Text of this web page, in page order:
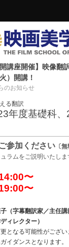
講座開催】映像翻
）開講！
のお知らせ
る翻訳
年度基礎科
参加ください〔無
ラムをご説明いたしま
〜
〜
（字幕翻訳家／主任
ィレクター）
となる可能性がござい
イダンスとなります。